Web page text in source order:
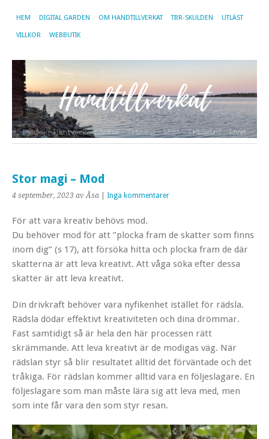
HEM DIGITAL GARDEN OM HANDTILLVERKAT TBR-SKULDEN UTLÄST
VILLKOR WEBBUTIK
Stor magi – Mod
4 september, 2023 av Åsa Inga kommentarer
För att vara kreativ behövs mod.
Du behöver mod för att ”plocka fram de skatter som finns
inom dig” (s 17), att försöka hitta och plocka fram de där
skatterna är att leva kreativt. Att våga söka efter dessa
skatter är att leva kreativt.
Din drivkraft behöver vara nyfikenhet istället för rädsla.
Rädsla dödar effektivt kreativiteten och dina drömmar.
Fast samtidigt så är hela den här processen rätt
skrämmande. Att leva kreativt är de modigas väg. När
rädslan styr så blir resultatet alltid det förväntade och det
tråkiga. För rädslan kommer alltid vara en följeslagare. En
följeslagare som man måste lära sig att leva med, men
som inte får vara den som styr resan.